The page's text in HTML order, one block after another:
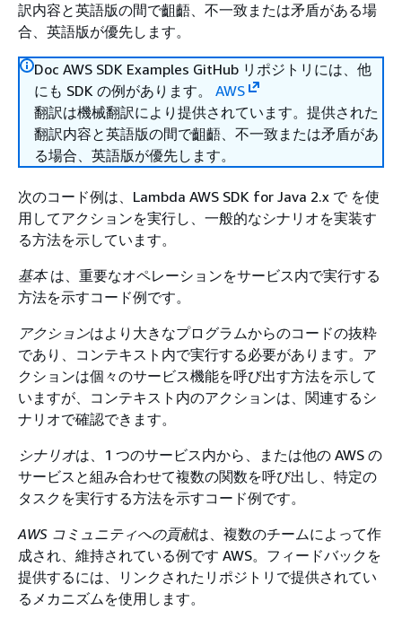
訳内容と英語版の間で齟齬、不一致または矛盾がある場
合、英語版が優先します。
Doc AWS SDK Examples GitHub リポジトリには、他
にも SDK の例があります。 AWS
翻訳は機械翻訳により提供されています。提供された
翻訳内容と英語版の間で齟齬、不一致または矛盾があ
る場合、英語版が優先します。
次のコード例は、Lambda AWS SDK for Java 2.x で を使
用してアクションを実行し、一般的なシナリオを実装す
る方法を示しています。
基本は、重要なオペレーションをサービス内で実行する
方法を示すコード例です。
アクションはより大きなプログラムからのコードの抜粋
であり、コンテキスト内で実行する必要があります。ア
クションは個々のサービス機能を呼び出す方法を示して
いますが、コンテキスト内のアクションは、関連するシ
ナリオで確認できます。
シナリオは、1 つのサービス内から、または他の AWS の
サービスと組み合わせて複数の関数を呼び出し、特定の
タスクを実行する方法を示すコード例です。
AWS コミュニティへの貢献は、複数のチームによって作
成され、維持されている例です AWS。フィードバックを
提供するには、リンクされたリポジトリで提供されてい
るメカニズムを使用します。